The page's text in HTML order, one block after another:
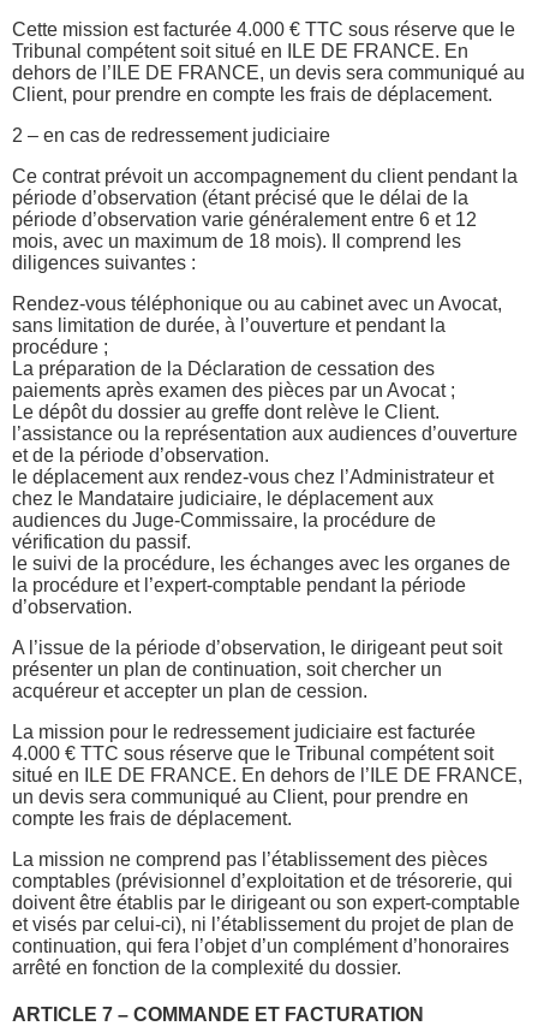
Cette mission est facturée 4.000 € TTC sous réserve que le
Tribunal compétent soit situé en ILE DE FRANCE. En
dehors de l’ILE DE FRANCE, un devis sera communiqué au
Client, pour prendre en compte les frais de déplacement.
2 – en cas de redressement judiciaire
Ce contrat prévoit un accompagnement du client pendant la
période d’observation (étant précisé que le délai de la
période d’observation varie généralement entre 6 et 12
mois, avec un maximum de 18 mois). Il comprend les
diligences suivantes :
Rendez-vous téléphonique ou au cabinet avec un Avocat,
sans limitation de durée, à l’ouverture et pendant la
procédure ;
La préparation de la Déclaration de cessation des
paiements après examen des pièces par un Avocat ;
Le dépôt du dossier au greffe dont relève le Client.
l’assistance ou la représentation aux audiences d’ouverture
et de la période d’observation.
le déplacement aux rendez-vous chez l’Administrateur et
chez le Mandataire judiciaire, le déplacement aux
audiences du Juge-Commissaire, la procédure de
vérification du passif.
le suivi de la procédure, les échanges avec les organes de
la procédure et l’expert-comptable pendant la période
d’observation.
A l’issue de la période d’observation, le dirigeant peut soit
présenter un plan de continuation, soit chercher un
acquéreur et accepter un plan de cession.
La mission pour le redressement judiciaire est facturée
4.000 € TTC sous réserve que le Tribunal compétent soit
situé en ILE DE FRANCE. En dehors de l’ILE DE FRANCE,
un devis sera communiqué au Client, pour prendre en
compte les frais de déplacement.
La mission ne comprend pas l’établissement des pièces
comptables (prévisionnel d’exploitation et de trésorerie, qui
doivent être établis par le dirigeant ou son expert-comptable
et visés par celui-ci), ni l’établissement du projet de plan de
continuation, qui fera l’objet d’un complément d’honoraires
arrêté en fonction de la complexité du dossier.
ARTICLE 7 – COMMANDE ET FACTURATION